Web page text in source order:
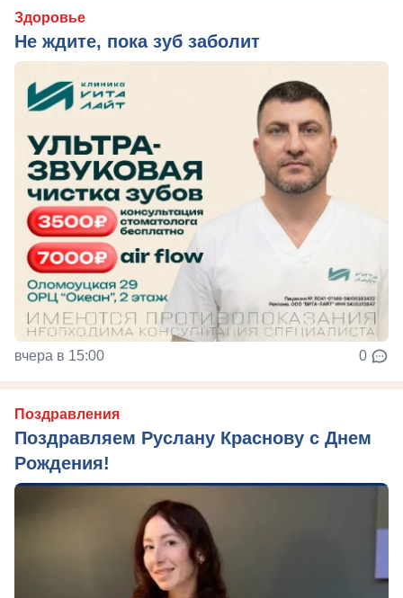
Здоровье
Не ждите, пока зуб заболит
вчера в 15:00 0
Поздравления
Поздравляем Руслану Краснову с Днем
Рождения!